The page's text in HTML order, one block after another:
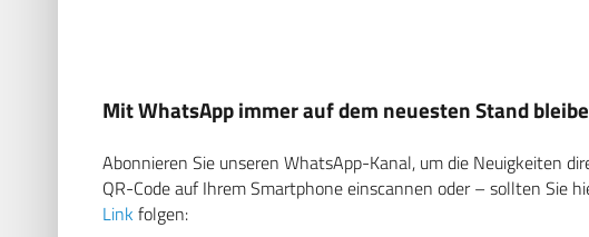
Mit WhatsApp immer auf dem neuesten Stand
Abonnieren Sie unseren WhatsApp-Kanal, um die Neuigkeiten
QR-Code auf Ihrem Smartphone einscannen oder – sollten Sie
Link folgen: